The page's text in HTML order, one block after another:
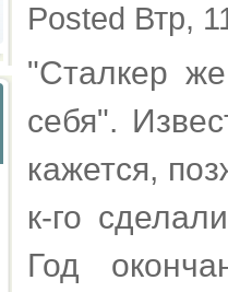
Posted Втр,
"Сталкер
себя".
кажется,
к-го
Год